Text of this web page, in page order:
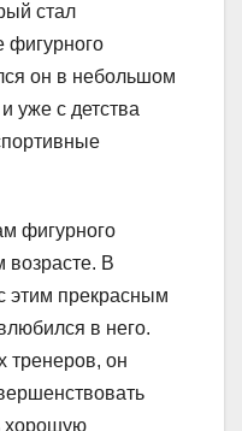
стал
фигурного
он в небольшом
уже с детства
фигурного
возрасте. В
этим прекрасным
в него.
тренеров, он
хорошую